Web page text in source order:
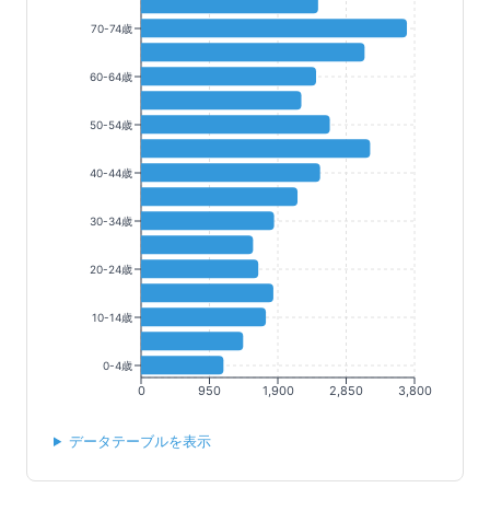
0 950 1,900 2,850 3,800
70-74歳
60-64歳
50-54歳
40-44歳
30-34歳
20-24歳
10-14歳
0-4歳
データテーブルを表示